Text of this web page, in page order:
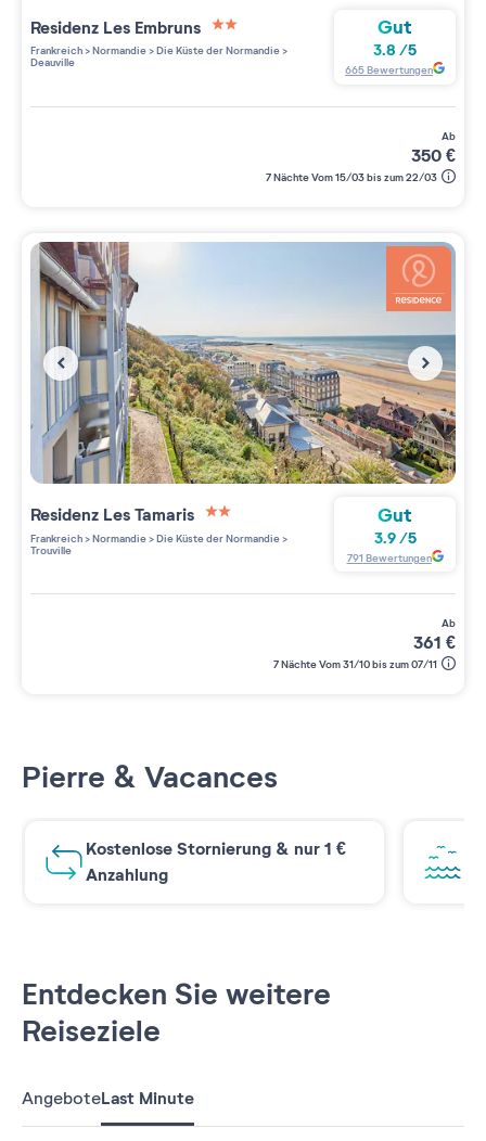
Residenz Les Embruns
2 étoiles sur 5
Frankreich>Normandie>Die Küste der Normandie>
Deauville
Gut
3.8 /5
665Bewertungen
ab
350€
7 Nächte Vom 15/03 bis zum 22/03
Residenz Les Tamaris
2 étoiles sur 5
Frankreich>Normandie>Die Küste der Normandie>
Trouville
Gut
3.9/5
791 Bewertungen
ab
361 €
7 Nächte Vom 31/10 bis zum 07/11
Pierre & Vacances
Kostenlose Stornierung & nur 1 €
Anzahlung
Entdecken Sie weitere
Reiseziele
AngeboteLast Minute